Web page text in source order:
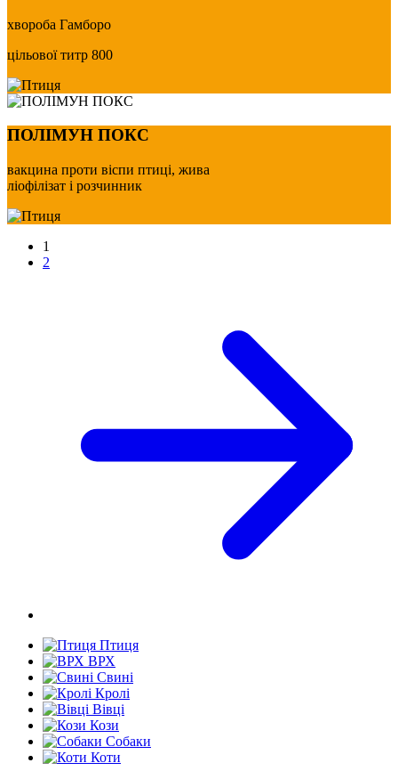
хвороба Гамборо
цільової титр 800
ПОЛІМУН ПОКС
вакцина проти віспи птиці, жива
ліофілізат і розчинник
1
2
Птиця
ВРХ
Свині
Кролі
Вівці
Кози
Собаки
Коти